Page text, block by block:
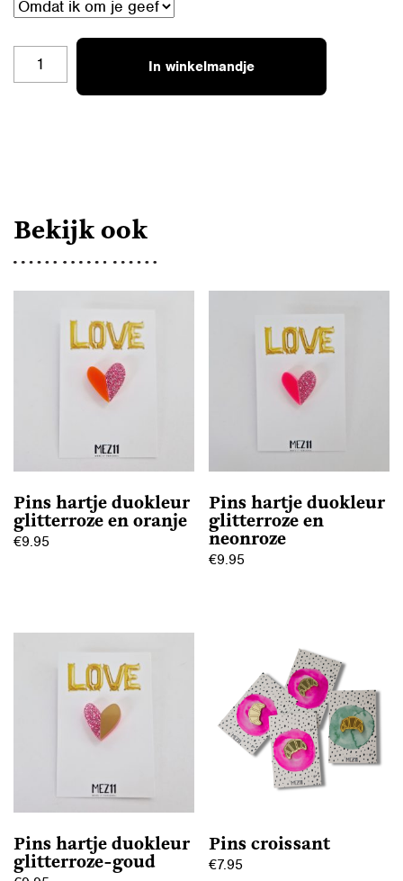
KLAVERTJE
In winkelmandje
Bekijk ook
Pins hartje duokleur
glitterroze en oranje
€9.95
Pins hartje duokleur
glitterroze en
neonroze
€9.95
Pins hartje duokleur
glitterroze-goud
Pins croissant
€7.95